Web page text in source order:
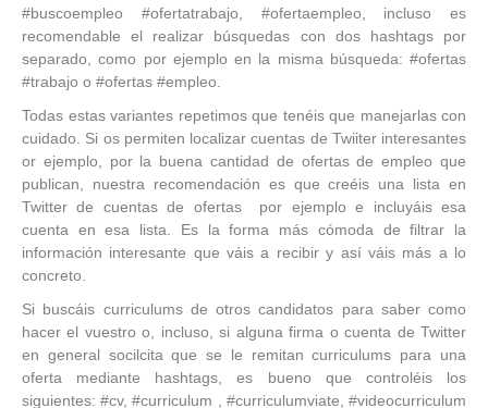
#buscoempleo #ofertatrabajo, #ofertaempleo, incluso es
recomendable el realizar búsquedas con dos hashtags por
separado, como por ejemplo en la misma búsqueda: #ofertas
#trabajo o #ofertas #empleo.
Todas estas variantes repetimos que tenéis que manejarlas con
cuidado. Si os permiten localizar cuentas de Twiiter interesantes
or ejemplo, por la buena cantidad de ofertas de empleo que
publican, nuestra recomendación es que creéis una lista en
Twitter de cuentas de ofertas por ejemplo e incluyáis esa
cuenta en esa lista. Es la forma más cómoda de filtrar la
información interesante que váis a recibir y así váis más a lo
concreto.
Si buscáis curriculums de otros candidatos para saber como
hacer el vuestro o, incluso, si alguna firma o cuenta de Twitter
en general socilcita que se le remitan curriculums para una
oferta mediante hashtags, es bueno que controléis los
siguientes: #cv, #curriculum , #curriculumviate, #videocurriculum